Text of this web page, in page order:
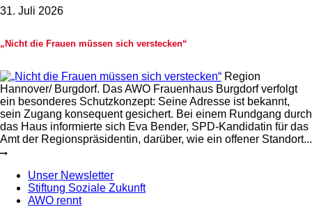
31. Juli 2026
„Nicht die Frauen müssen sich verstecken“
Region
Hannover/ Burgdorf. Das AWO Frauenhaus Burgdorf verfolgt
ein besonderes Schutzkonzept: Seine Adresse ist bekannt,
sein Zugang konsequent gesichert. Bei einem Rundgang durch
das Haus informierte sich Eva Bender, SPD-Kandidatin für das
Amt der Regionspräsidentin, darüber, wie ein offener Standort...
Unser Newsletter
Stiftung Soziale Zukunft
AWO rennt